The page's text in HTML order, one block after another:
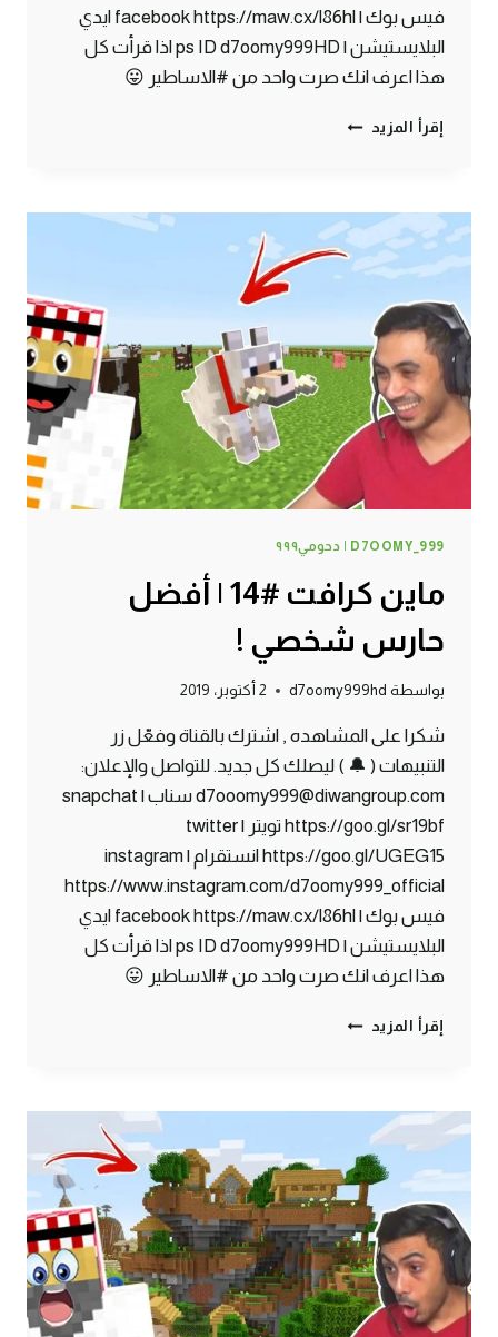
فيس بوك | facebook https://maw.cx/l86hl ايدي
البلايستيشن | ps ID d7oomy999HD اذا قرأت كل
هذا اعرف انك صرت واحد من #الاساطير 😛
إقرأ المزيد ماين
اختبار
شجاعة
الكلب
D7OOMY_999 | دحومي٩٩٩
ماين كرافت #14 | أفضل
حارس شخصي !
بواسطة d7oomy999hd 2 أكتوبر، 2019
شكرا على المشاهده , اشترك بالقناة وفعّل زر
التنبيهات ( 🔔 ) ليصلك كل جديد. للتواصل والإعلان:
d7ooomy999@diwangroup.com سناب | snapchat
https://goo.gl/sr19bf تويتر | twitter
https://goo.gl/UGEG15 انستقرام | instagram
https://www.instagram.com/d7oomy999_official
فيس بوك | facebook https://maw.cx/l86hl ايدي
البلايستيشن | ps ID d7oomy999HD اذا قرأت كل
هذا اعرف انك صرت واحد من #الاساطير 😛
إقرأ المزيد ماين
أفضل
حارس
شخصي
!